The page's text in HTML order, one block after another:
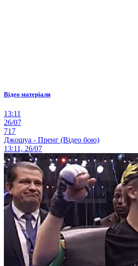
Відео матеріали
13:11
26/07
717
Джошуа - Пренг (Відео бою)
13:11, 26/07